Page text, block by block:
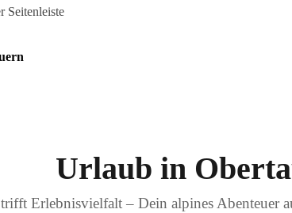
Seitenleiste
Urlaub in
Erlebnisvielfalt – Dein alpines Abenteuer